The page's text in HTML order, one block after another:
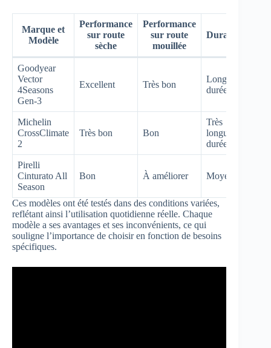
Marque et
Modèle
Performance
sur route
sèche
Performance
sur route
mouillée
Durabilité
Goodyear
Vector
4Seasons
Gen-3
Excellent Très bon
Longue
durée
Michelin
CrossClimate
2
Très bon Bon
Très
longue
durée
Pirelli
Cinturato All
Season
Bon À améliorer Moyenne
Ces modèles ont été testés dans des conditions variées,
reflétant ainsi l’utilisation quotidienne réelle. Chaque
modèle a ses avantages et ses inconvénients, ce qui
souligne l’importance de choisir en fonction de besoins
spécifiques.